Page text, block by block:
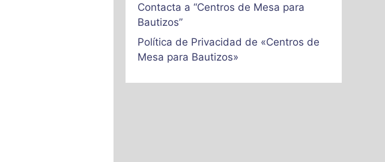
Contacta a “Centros de Mesa para
Bautizos”
Política de Privacidad de «Centros de
Mesa para Bautizos»